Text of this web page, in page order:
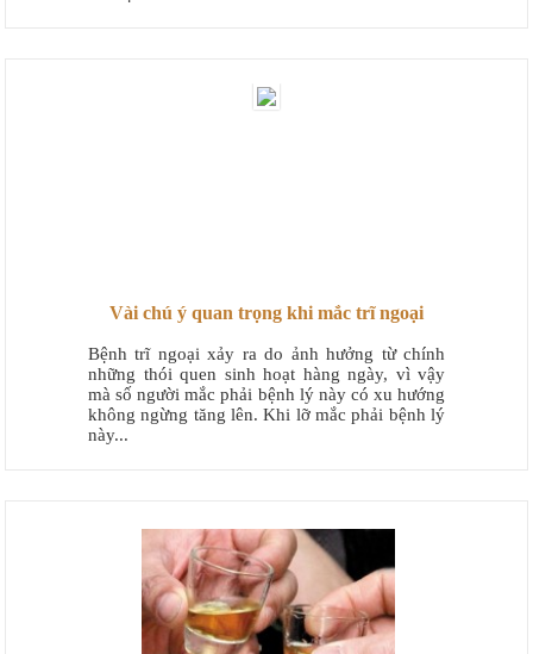
Vài chú ý quan trọng khi mắc trĩ ngoại
Bệnh trĩ ngoại xảy ra do ảnh hưởng từ chính
những thói quen sinh hoạt hàng ngày, vì vậy
mà số người mắc phải bệnh lý này có xu hướng
không ngừng tăng lên. Khi lỡ mắc phải bệnh lý
này...